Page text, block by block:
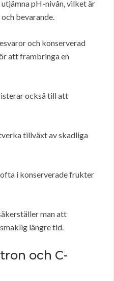
pH-nivån, vilket är
bevarande.
och konserverad
att frambringa en
också till att
tillväxt av skadliga
i konserverade frukter
man att
längre tid.
och C-